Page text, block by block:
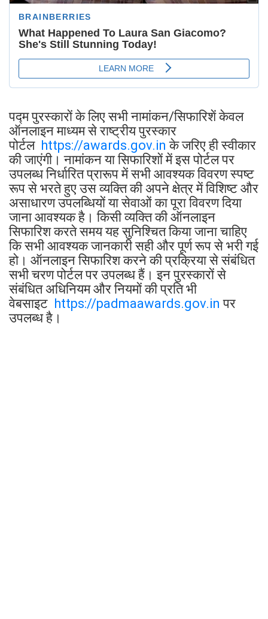
पद्म पुरस्कारों के लिए सभी नामांकन/सिफारिशें केवल
ऑनलाइन माध्यम से राष्ट्रीय पुरस्कार
पोर्टल https://awards.gov.in के जरिए ही स्वीकार
की जाएंगी। नामांकन या सिफारिशों में इस पोर्टल पर
उपलब्ध निर्धारित प्रारूप में सभी आवश्यक विवरण स्पष्ट
रूप से भरते हुए उस व्यक्ति की अपने क्षेत्र में विशिष्ट और
असाधारण उपलब्धियों या सेवाओं का पूरा विवरण दिया
जाना आवश्यक है। किसी व्यक्ति की ऑनलाइन
सिफारिश करते समय यह सुनिश्चित किया जाना चाहिए
कि सभी आवश्यक जानकारी सही और पूर्ण रूप से भरी गई
हो। ऑनलाइन सिफारिश करने की प्रक्रिया से संबंधित
सभी चरण पोर्टल पर उपलब्ध हैं। इन पुरस्कारों से
संबंधित अधिनियम और नियमों की प्रति भी
वेबसाइट https://padmaawards.gov.in पर
उपलब्ध है।